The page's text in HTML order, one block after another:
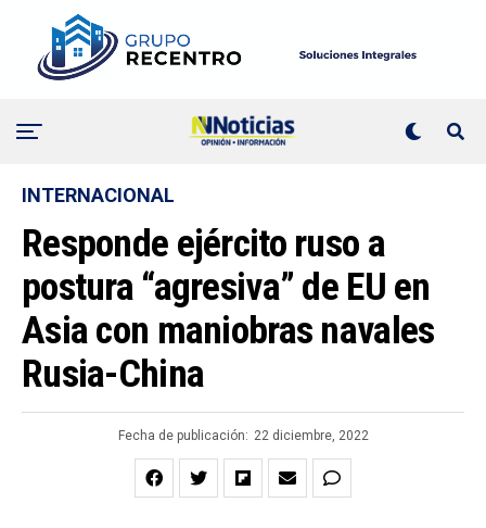
INTERNACIONAL
Responde ejército ruso a
postura “agresiva” de EU en
Asia con maniobras navales
Rusia-China
Fecha de publicación: 22 diciembre, 2022